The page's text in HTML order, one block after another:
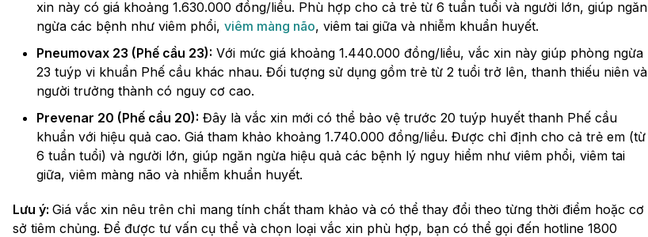
xin này có giá khoảng 1.630.000 đồng/liều. Phù hợp cho cả trẻ từ 6 tuần tuổi và người lớn, giúp ngăn
ngừa các bệnh như viêm phổi, viêm màng não, viêm tai giữa và nhiễm khuẩn huyết.
Pneumovax 23 (Phế cầu 23): Với mức giá khoảng 1.440.000 đồng/liều, vắc xin này giúp phòng ngừa
23 tuýp vi khuẩn Phế cầu khác nhau. Đối tượng sử dụng gồm trẻ từ 2 tuổi trở lên, thanh thiếu niên và
người trưởng thành có nguy cơ cao.
Prevenar 20 (Phế cầu 20): Đây là vắc xin mới có thể bảo vệ trước 20 tuýp huyết thanh Phế cầu
khuẩn với hiệu quả cao. Giá tham khảo khoảng 1.740.000 đồng/liều. Được chỉ định cho cả trẻ em (từ
6 tuần tuổi) và người lớn, giúp ngăn ngừa hiệu quả các bệnh lý nguy hiểm như viêm phổi, viêm tai
giữa, viêm màng não và nhiễm khuẩn huyết.
Lưu ý: Giá vắc xin nêu trên chỉ mang tính chất tham khảo và có thể thay đổi theo từng thời điểm hoặc cơ
sở tiêm chủng. Để được tư vấn cụ thể và chọn loại vắc xin phù hợp, bạn có thể gọi đến hotline 1800